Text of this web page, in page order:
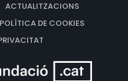
ACTUALITZACIONS
POLÍTICA DE COOKIES